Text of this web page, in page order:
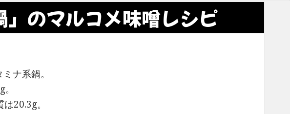
」のマルコメ味噌レシピ
ナ系鍋。
20.3g。